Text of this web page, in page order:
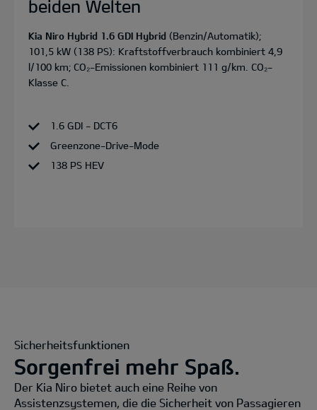
beiden Welten
Kia Niro Hybrid 1.6 GDI Hybrid (Benzin/Automatik);
101,5 kW (138 PS): Kraftstoffverbrauch kombiniert 4,9
l/100 km; CO₂-Emissionen kombiniert 111 g/km. CO₂-
Klasse C.
1.6 GDI - DCT6
Greenzone-Drive-Mode
138 PS HEV
Sicherheitsfunktionen
Sorgenfrei mehr Spaß.
Der Kia Niro bietet auch eine Reihe von
Assistenzsystemen, die die Sicherheit von Passagieren